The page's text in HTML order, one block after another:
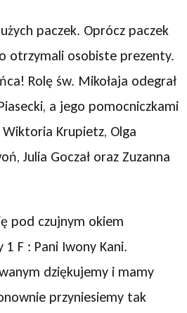
paczek. Oprócz paczek
otrzymali osobiste prezenty.
Rolę św. Mikołaja odegrał
a jego pomocniczkami
Wiktoria Krupietz, Olga
Julia Goczał oraz Zuzanna
pod czujnym okiem
F : Pani Iwony Kani.
dziękujemy i mamy
przyniesiemy tak